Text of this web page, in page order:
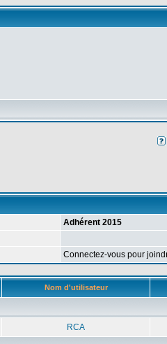
Adhérent 2015
Connectez-vous pour
Nom d'utilisateur
RCA